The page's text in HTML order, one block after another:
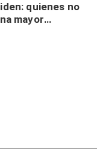
quienes no
mayor
y no es por